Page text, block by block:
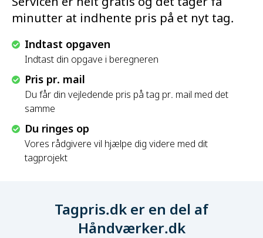
minutter at indhente pris på et nyt tag.
Indtast opgaven
Indtast din opgave i beregneren
Pris pr. mail
Du får din vejledende pris på tag pr. mail med det
samme
Du ringes op
Vores rådgivere vil hjælpe dig videre med dit
tagprojekt
Tagpris.dk er en del af
Håndværker.dk